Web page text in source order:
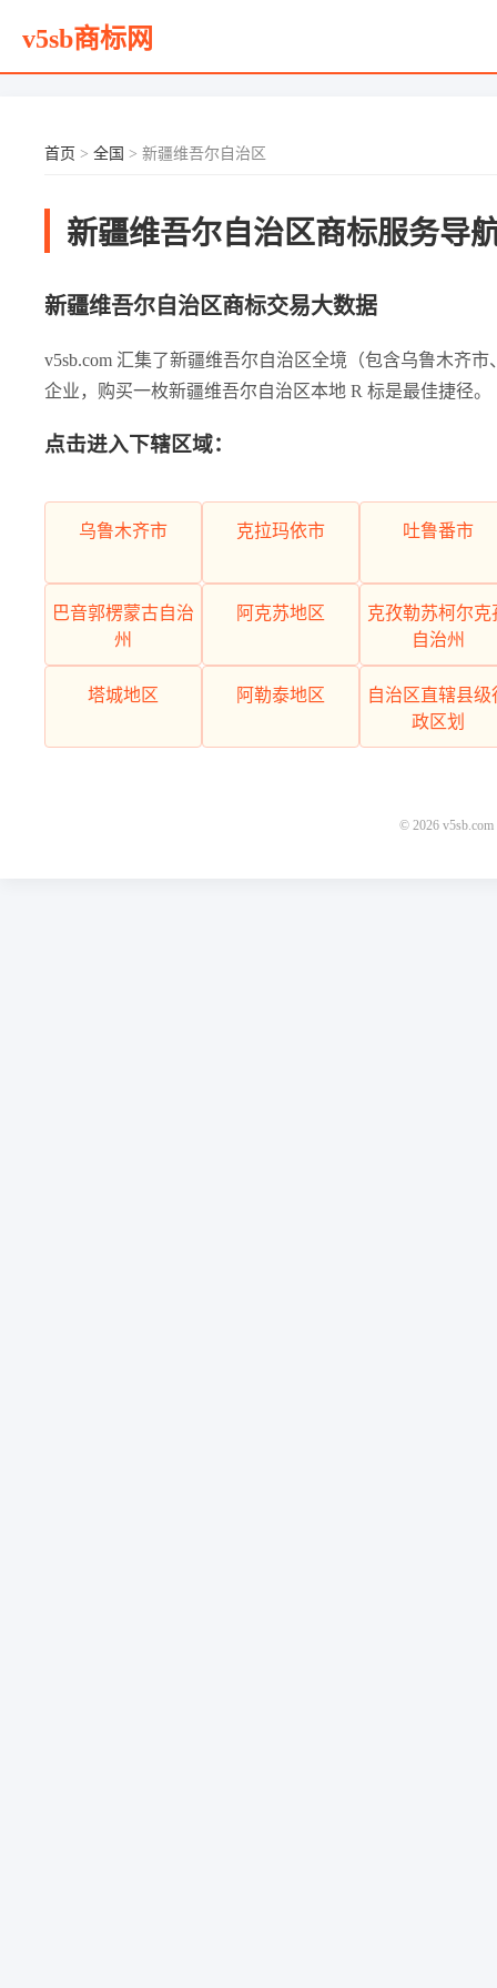
v5sb商标网
首页 > 全国 > 新疆维吾尔自治区
新疆维吾尔自治区商标服务导
新疆维吾尔自治区商标交易大数据
v5sb.com 汇集了新疆维吾尔自治区全境（包含乌鲁木齐
企业，购买一枚新疆维吾尔自治区本地 R 标是最佳捷径。
点击进入下辖区域：
乌鲁木齐市 克拉玛依市 吐鲁番市
巴音郭楞蒙古自治
州
阿克苏地区
克孜勒苏柯尔克
自治州
塔城地区 阿勒泰地区
自治区直辖县级
政区划
© 2026